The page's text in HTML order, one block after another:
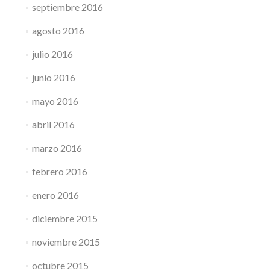
septiembre 2016
agosto 2016
julio 2016
junio 2016
mayo 2016
abril 2016
marzo 2016
febrero 2016
enero 2016
diciembre 2015
noviembre 2015
octubre 2015